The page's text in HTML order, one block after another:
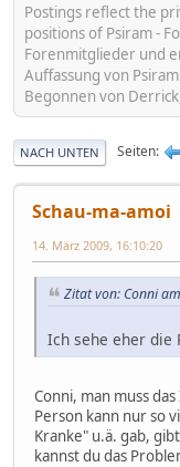
Postings reflect the
positions of Psiram -
Forenmitglieder und
Auffassung von Psiram
Begonnen von
NACH UNTEN Seiten
Schau-ma-amoi
14. März 2009, 16:10:20
Zitat von: Conni
Ich sehe eher die
Conni, man muss
Person kann nur so
Kranke" u.ä. gab,
kannst du das